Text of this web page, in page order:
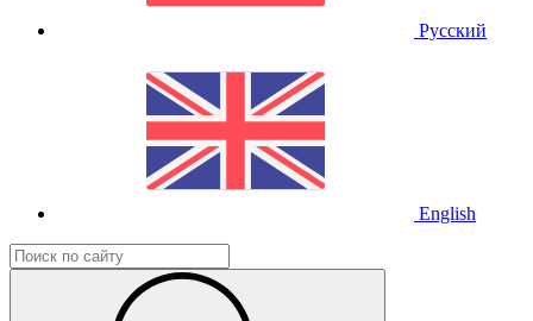
Русский
English